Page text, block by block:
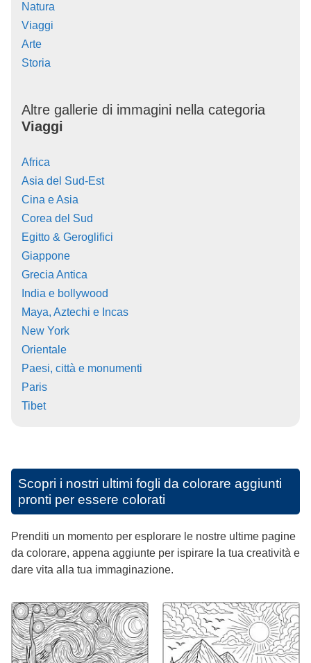
Natura
Viaggi
Arte
Storia
Altre gallerie di immagini nella categoria
Viaggi
Africa
Asia del Sud-Est
Cina e Asia
Corea del Sud
Egitto & Geroglifici
Giappone
Grecia Antica
India e bollywood
Maya, Aztechi e Incas
New York
Orientale
Paesi, città e monumenti
Paris
Tibet
Scopri i nostri ultimi fogli da colorare aggiunti
pronti per essere colorati
Prenditi un momento per esplorare le nostre ultime pagine
da colorare, appena aggiunte per ispirare la tua creatività e
dare vita alla tua immaginazione.